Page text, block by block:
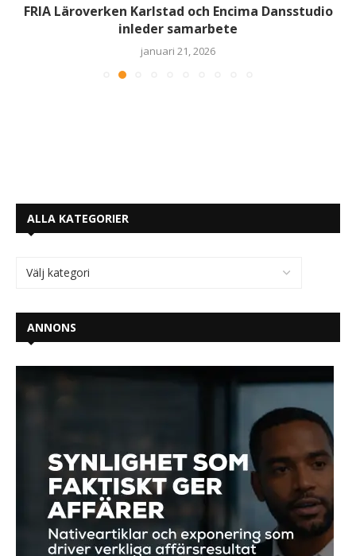
FRIA Läroverken Karlstad och Encima Dansstudio
inleder samarbete
januari 21, 2026
ALLA KATEGORIER
ANNONS